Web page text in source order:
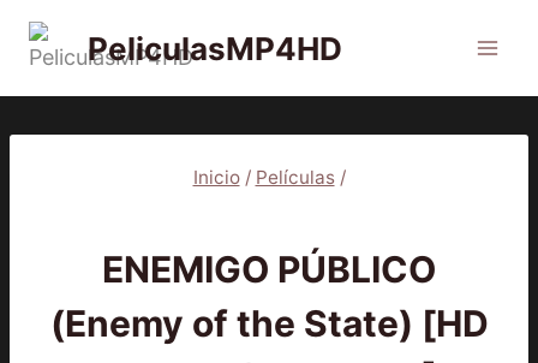
PeliculasMP4HD
Inicio / Películas /
ENEMIGO PÚBLICO
(Enemy of the State) [HD